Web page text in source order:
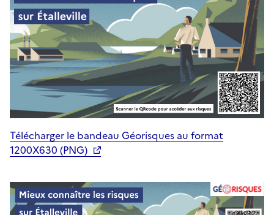
Télécharger le bandeau Géorisques au format
1200X630 (PNG)